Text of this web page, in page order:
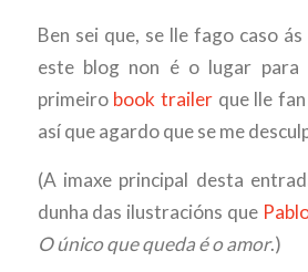
Ben sei que, se lle fago caso ás
este blog non é o lugar para
primeiro book trailerque lle fan
así que agardo que se me
(A imaxe principal desta
dunha das ilustracións que
O único que queda é o amor.)